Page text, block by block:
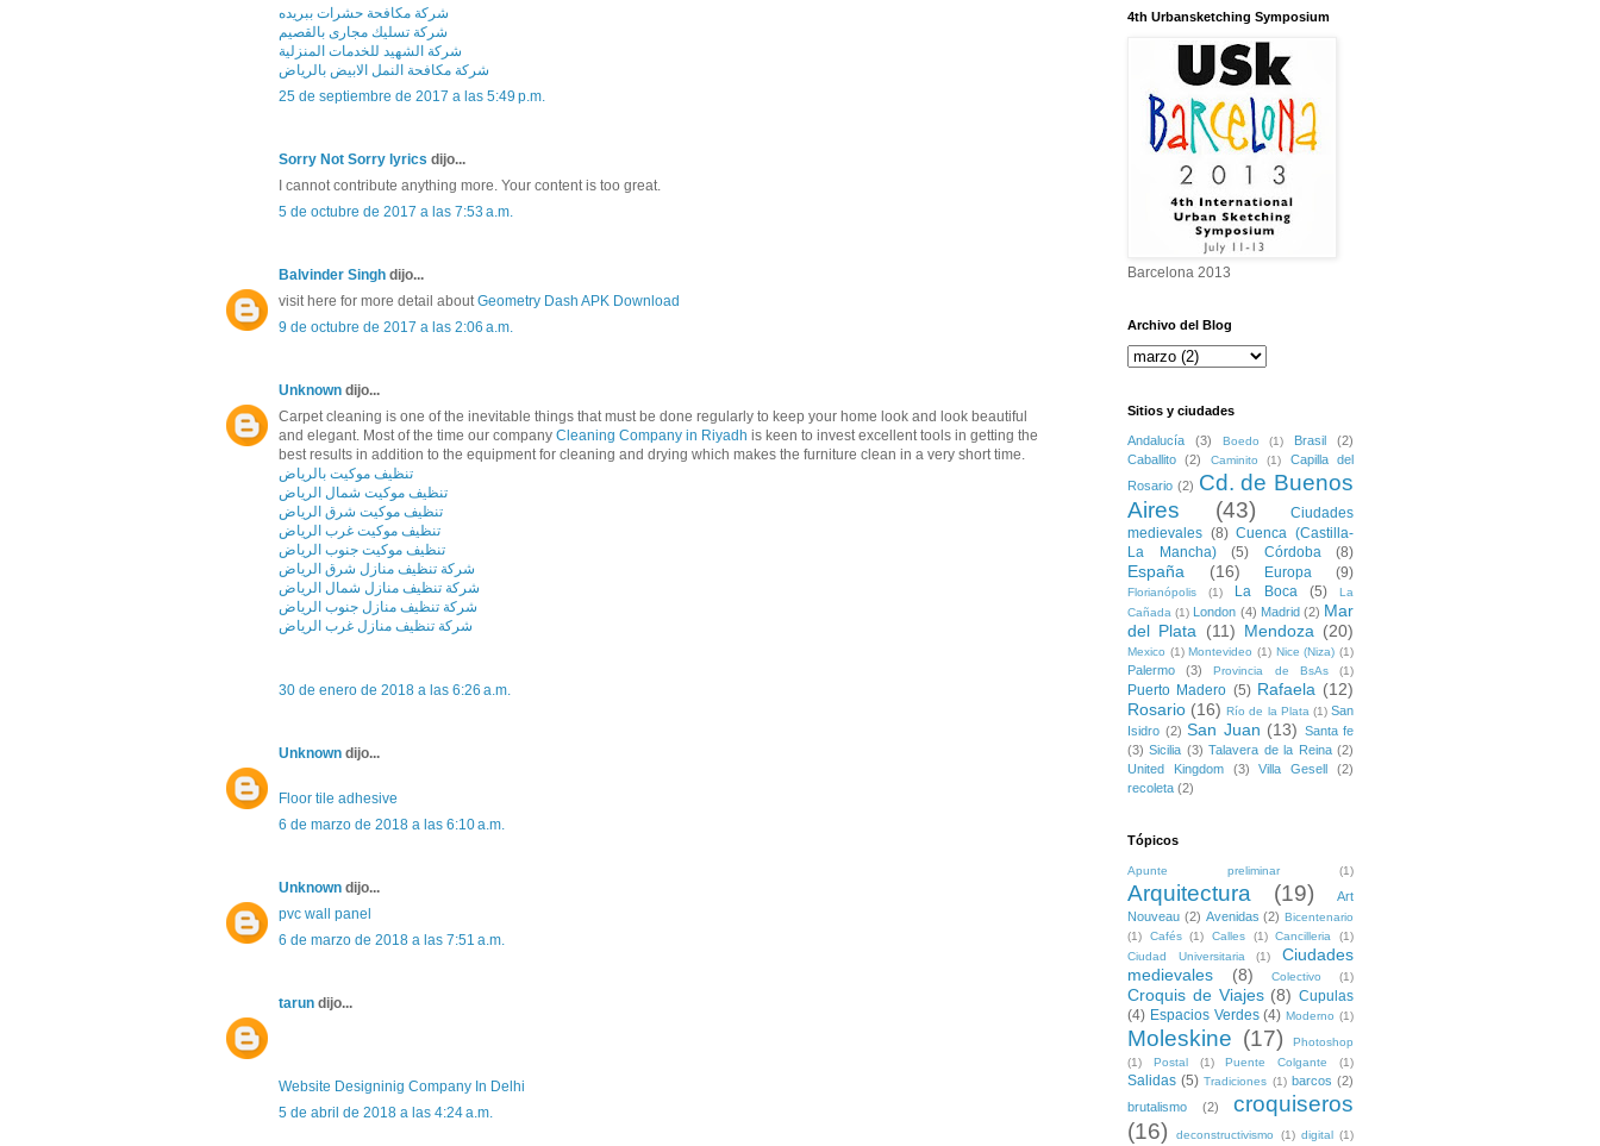
شركة مكافحة حشرات ببريده
شركة تسليك مجارى بالقصيم
شركة الشهيد للخدمات المنزلية
شركة مكافحة النمل الابيض بالرياض
25 de septiembre de 2017 a las 5:49 p.m.
Sorry Not Sorry lyrics dijo...
I cannot contribute anything more. Your content is too great.
5 de octubre de 2017 a las 7:53 a.m.
Balvinder Singh dijo...
visit here for more detail aboutGeometry Dash APK Download
9 de octubre de 2017 a las 2:06 a.m.
Unknown dijo...
Carpet cleaning is one of the inevitable things that must be done regularly to keep your home look and look beautiful
and elegant. Most of the time our company Cleaning Company in Riyadh is keen to invest excellent tools in getting the
best results in addition to the equipment for cleaning and drying which makes the furniture clean in a very short time.
تنظيف موكيت بالرياض
تنظيف موكيت شمال الرياض
تنظيف موكيت شرق الرياض
تنظيف موكيت غرب الرياض
تنظيف موكيت جنوب الرياض
شركة تنظيف منازل شرق الرياض
شركة تنظيف منازل شمال الرياض
شركة تنظيف منازل جنوب الرياض
شركة تنظيف منازل غرب الرياض
30 de enero de 2018 a las 6:26 a.m.
Unknown dijo...
Floor tile adhesive
6 de marzo de 2018 a las 6:10 a.m.
Unknown dijo...
pvc wall panel
6 de marzo de 2018 a las 7:51 a.m.
tarun dijo...
Website Designinig Company In Delhi
5 de abril de 2018 a las 4:24 a.m.
4th Urbansketching Symposium
Barcelona 2013
Archivo del Blog
Sitios y ciudades
Andalucía (3) Boedo (1) Brasil
(2)
Caballito
(2) Caminito (1)
Capilla del
Rosario (2) Cd. de Buenos
Aires
(43)
Ciudades
medievales (8) Cuenca (Castilla-
La Mancha)
(5) Córdoba (8)
España (16) Europa (9)
Florianópolis (1) La Boca (5)
La
Cañada (1) London (4) Madrid (2) Mar
del Plata (11) Mendoza (20)
Mexico (1) Montevideo (1) Nice (Niza) (1)
Palermo (3) Provincia de BsAs (1)
Puerto Madero (5) Rafaela (12)
Rosario (16) Río de la Plata (1) San
Isidro (2) San Juan (13) Santa fe
(3) Sicilia (3) Talavera de la Reina (2)
United Kingdom
(3) Villa Gesell
(2)
recoleta (2)
Tópicos
Apunte preliminar (1)
Arquitectura (19)
Art
Nouveau (2) Avenidas (2) Bicentenario
(1)
Cafés (1) Calles (1) Cancilleria
(1)
Ciudad Universitaria
(1)
Ciudades
medievales
(8) Colectivo (1)
Croquis de Viajes (8) Cupulas
(4) Espacios Verdes (4) Moderno (1)
Moleskine (17)
Photoshop
(1)
Postal (1) Puente Colgante (1)
Salidas (5) Tradiciones (1) barcos (2)
brutalismo
(2)
croquiseros
(16)
deconstructivismo (1) digital
(1)